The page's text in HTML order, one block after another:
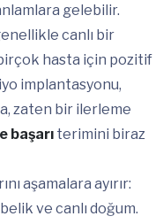
gelebilir.
canlı bir
hasta için pozitif
implantasyonu,
zaten bir ilerleme
başarı terimini biraz
aşamalara ayırır:
ve canlı doğum.